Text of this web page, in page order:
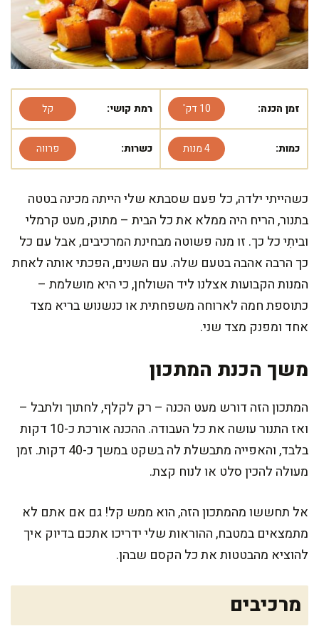
זמן הכנה: 10 דק' רמת קושי: קל
כמות: 4 מנות כשרות: פרווה
כשהייתי ילדה, כל פעם שסבתא שלי הייתה מכינה בטטה
בתנור, הריח היה ממלא את כל הבית – מתוק, מעט קרמלי
וביתִי כל כך. זו מנה פשוטה מבחינת המרכיבים, אבל עם כל
כך הרבה אהבה בטעם שלה. עם השנים, הפכתי אותה לאחת
המנות הקבועות אצלנו ליד השולחן, כי היא מושלמת –
כתוספת חמה לארוחה משפחתית או כנשנוש בריא מצד
אחד ומפנק מצד שני.
משך הכנת המתכון
המתכון הזה דורש מעט הכנה – רק לקלף, לחתוך ולתבל –
ואז התנור עושה את כל העבודה. ההכנה אורכת כ-10 דקות
בלבד, והאפייה מתבשלת לה בשקט במשך כ-40 דקות. זמן
מעולה להכין סלט או לנוח קצת.
אל תחששו מהמתכון הזה, הוא ממש קל! גם אם אתם לא
מתמצאים במטבח, ההוראות שלי ידריכו אתכם בדיוק איך
להוציא מהבטטות את כל הקסם שבהן.
מרכיבים